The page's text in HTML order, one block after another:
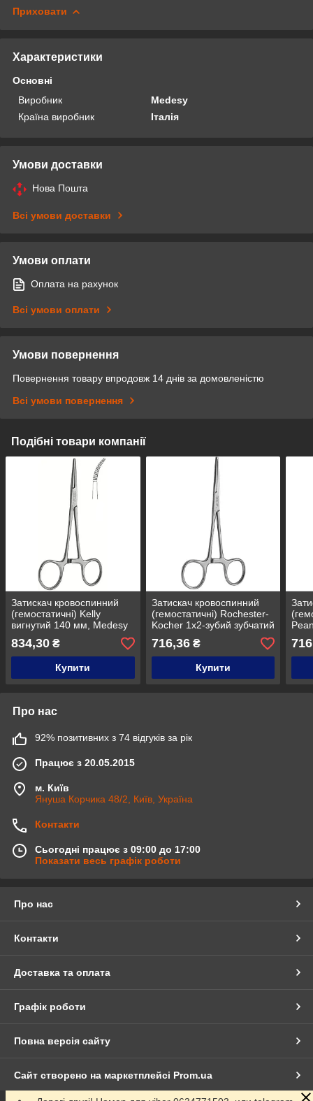
Приховати
Характеристики
Основні
Виробник
Medesy
Країна виробник
Італія
Умови доставки
Нова Пошта
Всі умови доставки
Умови оплати
Оплата на рахунок
Всі умови оплати
Умови повернення
Повернення товару впродовж 14 днів за домовленістю
Всі умови повернення
Подібні товари компанії
Затискач кровоспинний
(гемостатичні) Kelly
вигнутий 140 мм, Medesy
1524
834,30 ₴
Купити
Затискач кровоспинний
(гемостатичні) Rochester-
Kocher 1х2-зубий зубчатий
прямий 140 мм, Medesy
1528
716,36₴
Купити
Про нас
92% позитивних з 74 відгуків за рік
Працює з 20.05.2015
м. Київ
Януша Корчика 48/2, Київ, Україна
Контакти
Сьогодні працює з 09:00 до 17:00
Показати весь графік роботи
Про нас
Контакти
Доставка та оплата
Графік роботи
Повна версія сайту
Сайт створено на маркетплейсі Prom.ua